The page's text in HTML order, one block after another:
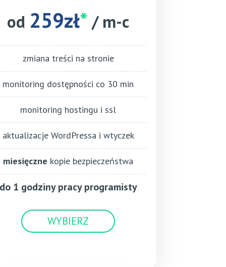
od 259zł* / m-c
zmiana treści na stronie
monitoring dostępności co 30 min
monitoring hostingu i ssl
aktualizacje WordPressa i wtyczek
miesięczne kopie bezpieczeństwa
1 godziny pracy programisty
WYBIERZ